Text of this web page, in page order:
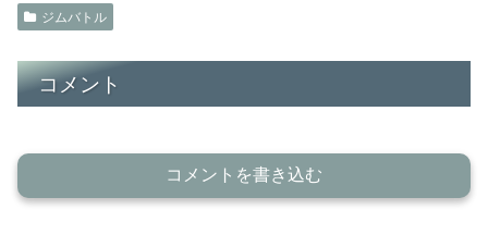
ジムバトル
コメント
コメントを書き込む